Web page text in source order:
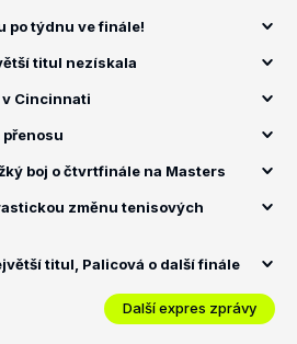
po týdnu ve finále!
titul nezískala
Cincinnati
přenosu
boj o čtvrtfinále na Masters
změnu tenisových
titul, Palicová o další finále
Další expres zprávy